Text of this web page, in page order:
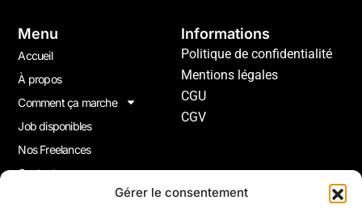
Gérer le consentement
Menu
Accueil
À propos
Comment ça marche
Job disponibles
Nos Freelances
Contact
Informations
Politique de confidentialité
Mentions légales
CGU
CGV